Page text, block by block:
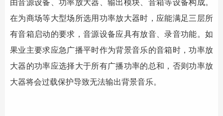
由音源设备、功率放大器、输出模块、音箱等设备构成。
在为商场等大型场所选用功率放大器时，应能满足三层所
有音箱启动的要求，音源设备应具有放音、录音功能。如
果业主要求应急广播平时作为背景音乐的音箱时，功率放
大器的功率应选择大于所有广播功率的总和，否则功率放
大器将会过载保护导致无法输出背景音乐。